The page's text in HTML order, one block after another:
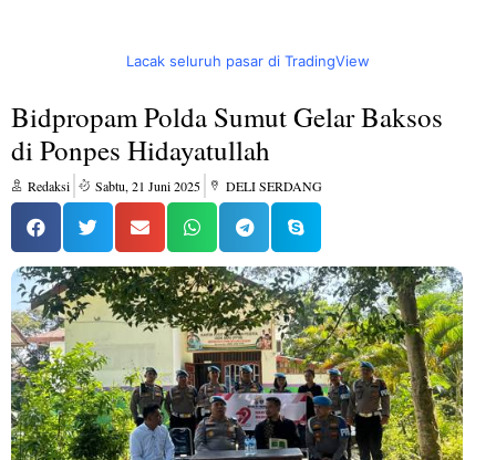
Lacak seluruh pasar di TradingView
Bidpropam Polda Sumut Gelar Baksos
di Ponpes Hidayatullah
Redaksi Sabtu, 21 Juni 2025 DELI SERDANG